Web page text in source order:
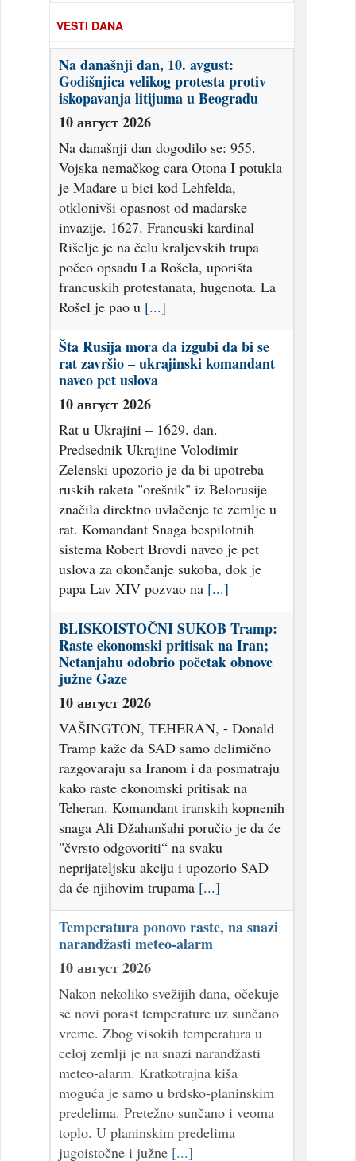
VESTI DANA
Na današnji dan, 10. avgust:
Godišnjica velikog protesta protiv
iskopavanja litijuma u Beogradu
10 август 2026
Na današnji dan dogodilo se: 955.
Vojska nemačkog cara Otona I potukla
je Mađare u bici kod Lehfelda,
otklonivši opasnost od mađarske
invazije. 1627. Francuski kardinal
Rišelje je na čelu kraljevskih trupa
počeo opsadu La Rošela, uporišta
francuskih protestanata, hugenota. La
Rošel je pao u [...]
Šta Rusija mora da izgubi da bi se
rat završio – ukrajinski komandant
naveo pet uslova
10 август 2026
Rat u Ukrajini – 1629. dan.
Predsednik Ukrajine Volodimir
Zelenski upozorio je da bi upotreba
ruskih raketa "orešnik" iz Belorusije
značila direktno uvlačenje te zemlje u
rat. Komandant Snaga bespilotnih
sistema Robert Brovdi naveo je pet
uslova za okončanje sukoba, dok je
papa Lav XIV pozvao na [...]
BLISKOISTOČNI SUKOB Tramp:
Raste ekonomski pritisak na Iran;
Netanjahu odobrio početak obnove
južne Gaze
10 август 2026
VAŠINGTON, TEHERAN, - Donald
Tramp kaže da SAD samo delimično
razgovaraju sa Iranom i da posmatraju
kako raste ekonomski pritisak na
Teheran. Komandant iranskih kopnenih
snaga Ali Džahanšahi poručio je da će
"čvrsto odgovoriti“ na svaku
neprijateljsku akciju i upozorio SAD
da će njihovim trupama [...]
Temperatura ponovo raste, na snazi
narandžasti meteo-alarm
10 август 2026
Nakon nekoliko svežijih dana, očekuje
se novi porast temperature uz sunčano
vreme. Zbog visokih temperatura u
celoj zemlji je na snazi narandžasti
meteo-alarm. Kratkotrajna kiša
moguća je samo u brdsko-planinskim
predelima. Pretežno sunčano i veoma
toplo. U planinskim predelima
jugoistočne i južne [...]